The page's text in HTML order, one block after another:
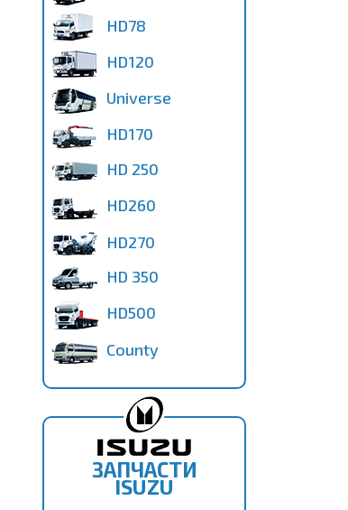
HD78
HD120
Universe
HD170
HD 250
HD260
HD270
HD 350
HD500
County
ЗАПЧАСТИ
ISUZU